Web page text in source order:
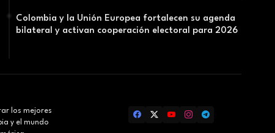
Colombia y la Unión Europea fortalecen su agenda
bilateral y activan cooperación electoral para 2026
los mejores
y el mundo